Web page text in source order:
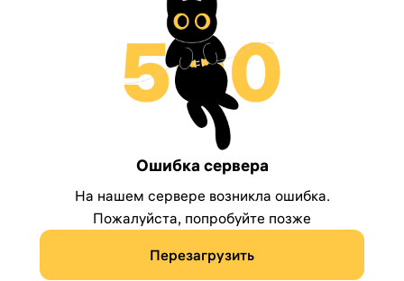
Ошибка сервера
На нашем сервере возникла ошибка.
Пожалуйста, попробуйте позже
Перезагрузить